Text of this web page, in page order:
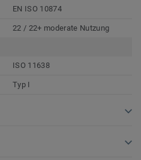
EN ISO 10874
22 / 22+ moderate Nutzung
ISO 11638
Typ I